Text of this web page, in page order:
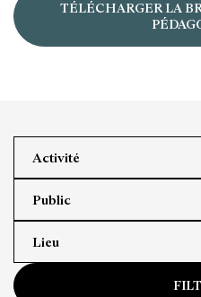
TÉLÉCHARGER LA
Activité
Public
Lieu